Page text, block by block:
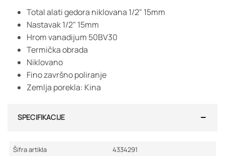
Total alati gedora niklovana 1/2" 15mm
Nastavak 1/2" 15mm
Hrom vanadijum 50BV30
Termička obrada
Niklovano
Fino završno poliranje
Zemlja porekla: Kina
SPECIFIKACIJE
Šifra artikla
4334291